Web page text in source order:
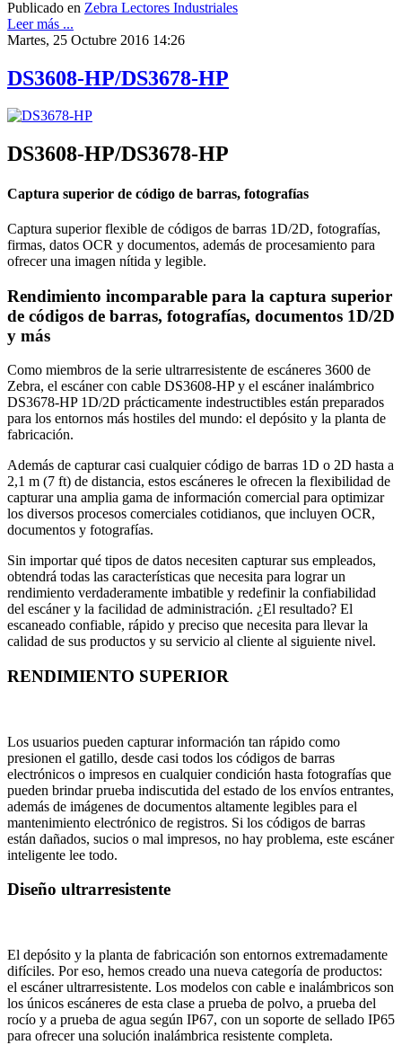
Publicado en Zebra Lectores Industriales
Leer más ...
Martes, 25 Octubre 2016 14:26
DS3608-HP/DS3678-HP
DS3608-HP/DS3678-HP
Captura superior de código de barras, fotografías
Captura superior flexible de códigos de barras 1D/2D, fotografías,
firmas, datos OCR y documentos, además de procesamiento para
ofrecer una imagen nítida y legible.
Rendimiento incomparable para la captura superior
de códigos de barras, fotografías, documentos 1D/2D
y más
Como miembros de la serie ultrarresistente de escáneres 3600 de
Zebra, el escáner con cable DS3608-HP y el escáner inalámbrico
DS3678-HP 1D/2D prácticamente indestructibles están preparados
para los entornos más hostiles del mundo: el depósito y la planta de
fabricación.
Además de capturar casi cualquier código de barras 1D o 2D hasta a
2,1 m (7 ft) de distancia, estos escáneres le ofrecen la flexibilidad de
capturar una amplia gama de información comercial para optimizar
los diversos procesos comerciales cotidianos, que incluyen OCR,
documentos y fotografías.
Sin importar qué tipos de datos necesiten capturar sus empleados,
obtendrá todas las características que necesita para lograr un
rendimiento verdaderamente imbatible y redefinir la confiabilidad
del escáner y la facilidad de administración. ¿El resultado? El
escaneado confiable, rápido y preciso que necesita para llevar la
calidad de sus productos y su servicio al cliente al siguiente nivel.
RENDIMIENTO SUPERIOR
Los usuarios pueden capturar información tan rápido como
presionen el gatillo, desde casi todos los códigos de barras
electrónicos o impresos en cualquier condición hasta fotografías que
pueden brindar prueba indiscutida del estado de los envíos entrantes,
además de imágenes de documentos altamente legibles para el
mantenimiento electrónico de registros. Si los códigos de barras
están dañados, sucios o mal impresos, no hay problema, este escáner
inteligente lee todo.
Diseño ultrarresistente
El depósito y la planta de fabricación son entornos extremadamente
difíciles. Por eso, hemos creado una nueva categoría de productos:
el escáner ultrarresistente. Los modelos con cable e inalámbricos son
los únicos escáneres de esta clase a prueba de polvo, a prueba del
rocío y a prueba de agua según IP67, con un soporte de sellado IP65
para ofrecer una solución inalámbrica resistente completa.